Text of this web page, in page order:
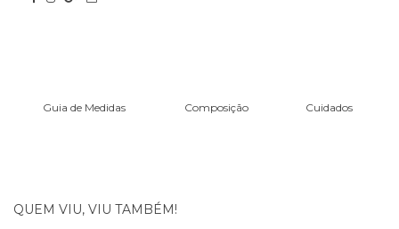
Guia de Medidas Composição Cuidados
QUEM VIU, VIU TAMBÉM!